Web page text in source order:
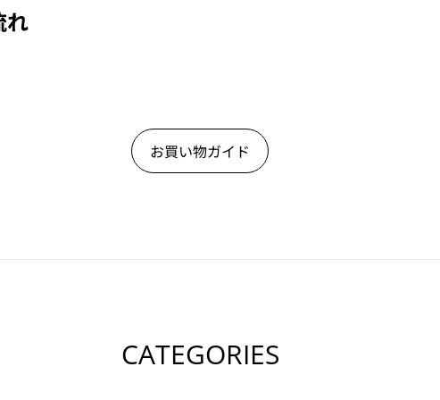
れ
お買い物ガイド
CATEGORIES